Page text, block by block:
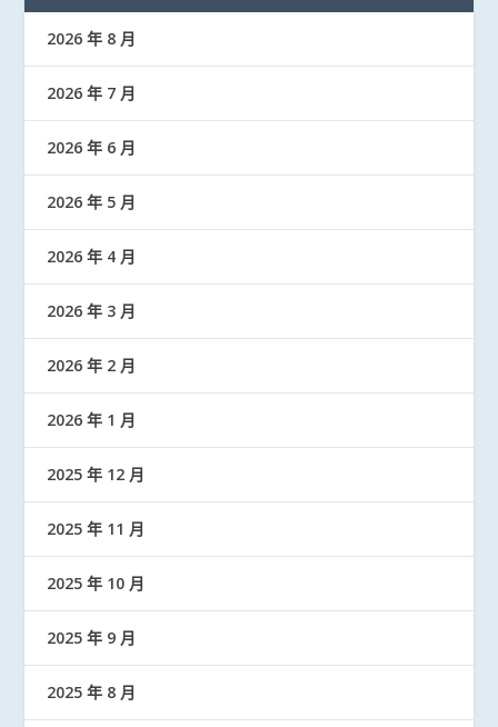
2026 年 8 月
2026 年 7 月
2026 年 6 月
2026 年 5 月
2026 年 4 月
2026 年 3 月
2026 年 2 月
2026 年 1 月
2025 年 12 月
2025 年 11 月
2025 年 10 月
2025 年 9 月
2025 年 8 月